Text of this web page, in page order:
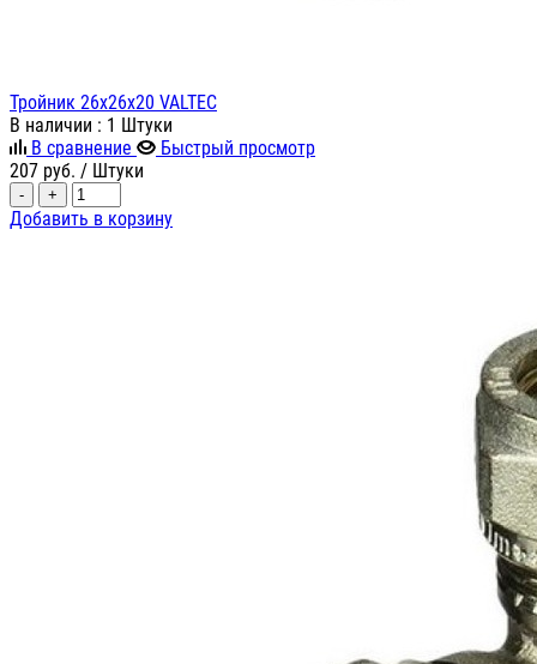
Тройник 26х26х20 VALTEC
В наличии : 1 Штуки
В сравнение
Быстрый просмотр
207 руб. / Штуки
- +
Добавить в корзину